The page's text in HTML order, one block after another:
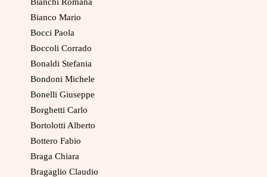
Bianco Mario
Bocci Paola
Boccoli Corrado
Bonaldi Stefania
Bondoni Michele
Bonelli Giuseppe
Borghetti Carlo
Bortolotti Alberto
Bottero Fabio
Braga Chiara
Bragaglio Claudio